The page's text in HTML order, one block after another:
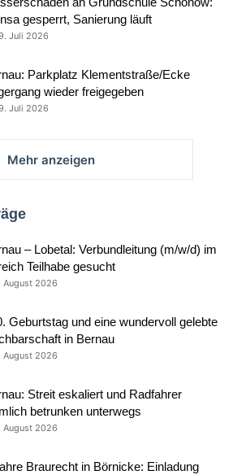
gesperrt, Sanierung läuft
Juli 2026
Parkplatz Klementstraße/Ecke
wieder freigegeben
Juli 2026
Mehr anzeigen
– Lobetal: Verbundleitung (m/w/d) im
Teilhabe gesucht
August 2026
Geburtstag und eine wundervoll gelebte
in Bernau
August 2026
Streit eskaliert und Radfahrer
betrunken unterwegs
August 2026
Braurecht in Börnicke: Einladung